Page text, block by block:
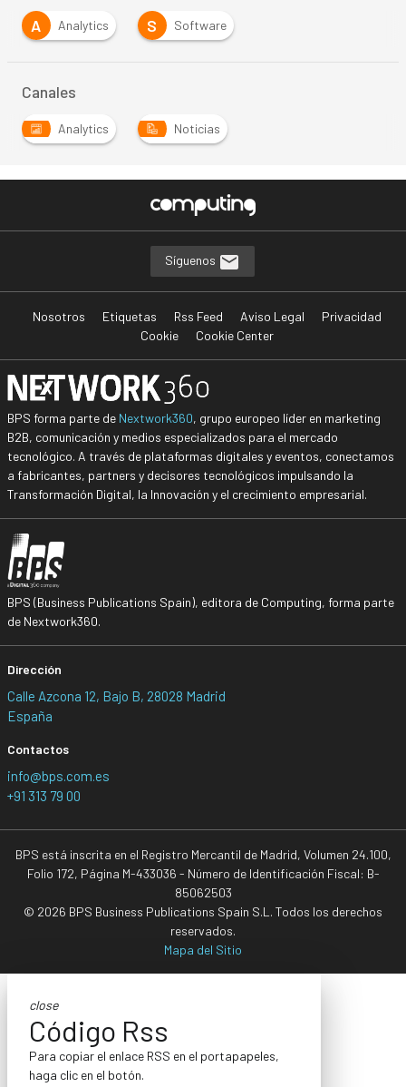
A
Analytics S Software
Canales
Analytics Noticias
Síguenos
Nosotros Etiquetas Rss Feed Aviso Legal
Privacidad
Cookie
Cookie Center
BPS forma parte de Nextwork360, grupo europeo líder en marketing
B2B, comunicación y medios especializados para el mercado
tecnológico. A través de plataformas digitales y eventos, conectamos
a fabricantes, partners y decisores tecnológicos impulsando la
Transformación Digital, la Innovación y el crecimiento empresarial.
BPS (Business Publications Spain), editora de Computing, forma parte
de Nextwork360.
Dirección
Calle Azcona 12, Bajo B, 28028 Madrid
España
Contactos
info@bps.com.es
+91 313 79 00
BPS está inscrita en el Registro Mercantil de Madrid, Volumen 24.100,
Folio 172, Página M-433036 - Número de Identificación Fiscal: B-
85062503
© 2026 BPS Business Publications Spain S.L. Todos los derechos
reservados.
Mapa del Sitio
close
Código Rss
Para copiar el enlace RSS en el portapapeles,
haga clic en el botón.